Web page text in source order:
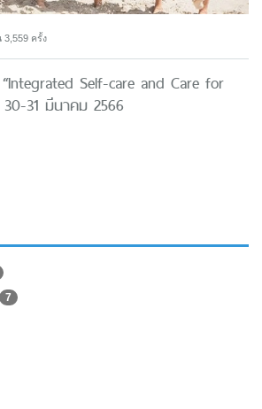
3,559 ครั้ง
Self-care and Care for
31 มีนาคม 2566
7